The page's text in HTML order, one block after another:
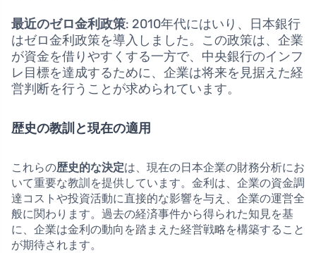
最近のゼロ金利政策: 2010年代にはいり、日本銀行
はゼロ金利政策を導入しました。この政策は、企業
が資金を借りやすくする一方で、中央銀行のインフ
レ目標を達成するために、企業は将来を見据えた経
営判断を行うことが求められています。
歴史の教訓と現在の適用
これらの歴史的な決定は、現在の日本企業の財務分析にお
いて重要な教訓を提供しています。金利は、企業の資金調
達コストや投資活動に直接的な影響を与え、企業の運営全
般に関わります。過去の経済事件から得られた知見を基
に、企業は金利の動向を踏まえた経営戦略を構築すること
が期待されます。